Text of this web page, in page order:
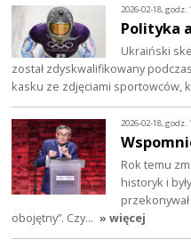
2026-02-18, godz.
Polityka
Ukraiński
został zdyskwalifikowany
kasku ze zdjęciami sportowców,
2026-02-18, godz.
Rok temu
historyk i
obojętny”. Czy… » więcej